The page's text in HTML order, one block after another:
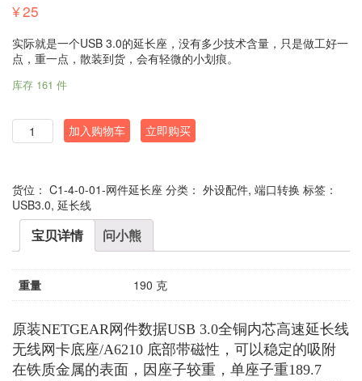
¥25
实际就是一个USB 3.0的延长座，没有多少技术含量，只是做工好一
点，重一点，散装到货，会有轻微的小划痕。
库存 161 件
数
量
加入购物车 立即购买
货位： C1-4-0-01-网件延长座 分类： 外设配件, 端口转换 标签：
USB3.0, 延长线
宝贝详情 问小熊
重量 190 克
原装NETGEAR网件数据USB 3.0全铜内芯高速延长线
无线网卡底座/A6210 底部带磁性，可以稳定的吸附
在铁质金属的表面，因座子较重，单座子重189.7